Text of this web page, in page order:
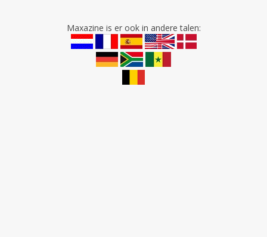
Maxazine is er ook in andere talen: